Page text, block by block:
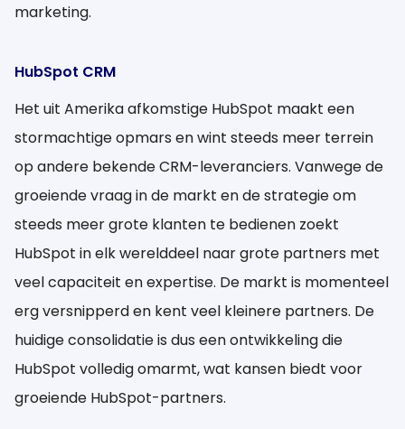
marketing.
HubSpot CRM
Het uit Amerika afkomstige HubSpot maakt een
stormachtige opmars en wint steeds meer terrein
op andere bekende CRM-leveranciers. Vanwege de
groeiende vraag in de markt en de strategie om
steeds meer grote klanten te bedienen zoekt
HubSpot in elk werelddeel naar grote partners met
veel capaciteit en expertise. De markt is momenteel
erg versnipperd en kent veel kleinere partners. De
huidige consolidatie is dus een ontwikkeling die
HubSpot volledig omarmt, wat kansen biedt voor
groeiende HubSpot-partners.